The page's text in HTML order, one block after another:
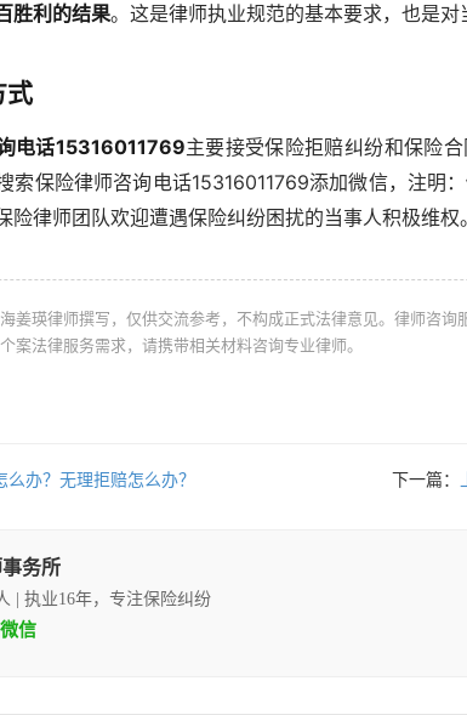
胜利的结果。这是律师执业规范的基本要求，也是对
式
电话15316011769主要接受保险拒赔纠纷和保险
索保险律师咨询电话15316011769添加微信，注明：
险律师团队欢迎遭遇保险纠纷困扰的当事人积极维权。
姜瑛律师撰写，仅供交流参考，不构成正式法律意见。律师咨
案法律服务需求，请携带相关材料咨询专业律师。
办？无理拒赔怎么办？ 下一篇：
务所
| 执业16年，专注保险纠纷
信